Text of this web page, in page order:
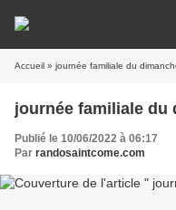
Accueil » journée familiale du
journée familiale du
Publié le 10/06/2022 à 06:17
Par randosaintcome.com